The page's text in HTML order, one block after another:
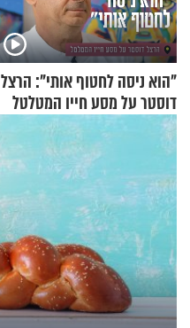
"הוא ניסה לחטוף אותי": הרצל
דוסטר על מסע חייו המטלטל